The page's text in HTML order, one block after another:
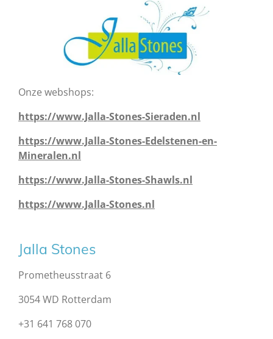
Onze webshops:
https://www.Jalla-Stones-Sieraden.nl
https://www.Jalla-Stones-Edelstenen-en-
Mineralen.nl
https://www.Jalla-Stones-Shawls.nl
https://www.Jalla-Stones.nl
Jalla Stones
Prometheusstraat 6
3054 WD Rotterdam
+31 641 768 070